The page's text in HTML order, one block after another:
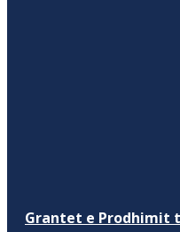
Grantet e Prodhimit